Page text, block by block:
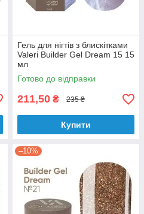
Гель для нігтів з блискітками
Valeri Builder Gel Dream 15 15
мл
Готово до відправки
211,50 ₴ 235 ₴
Купити
–10%